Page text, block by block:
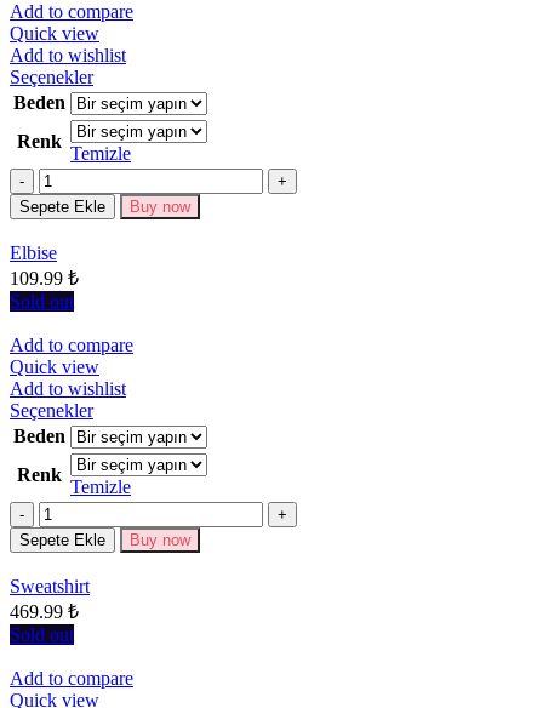
Add to compare
Quick view
Add to wishlist
SeçeneklerBu
ürünün
birden
fazla
varyasyonu
Seçenekler
Beden
Renk
Temizle
Miktar
Sepete Ekle Buy now
Elbise
109.99 ₺
Sold out
Add to compare
Quick view
Add to wishlist
SeçeneklerBu
ürünün
birden
fazla
varyasyonu
Seçenekler
Beden
Renk
Temizle
Miktar
Sepete Ekle Buy now
Sweatshirt
469.99 ₺
Sold out
Add to compare
Quick view